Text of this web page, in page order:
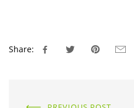
Share: